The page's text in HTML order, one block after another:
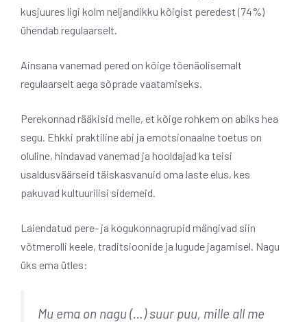
kusjuures ligi kolm neljandikku kõigist peredest (74%)
ühendab regulaarselt.
Ainsana vanemad pered on kõige tõenäolisemalt
regulaarselt aega sõprade vaatamiseks.
Perekonnad rääkisid meile, et kõige rohkem on abiks hea
segu. Ehkki praktiline abi ja emotsionaalne toetus on
oluline, hindavad vanemad ja hooldajad ka teisi
usaldusväärseid täiskasvanuid oma laste elus, kes
pakuvad kultuurilisi sidemeid.
Laiendatud pere- ja kogukonnagrupid mängivad siin
võtmerolli keele, traditsioonide ja lugude jagamisel. Nagu
üks ema ütles:
Mu ema on nagu (…) suur puu, mille all me